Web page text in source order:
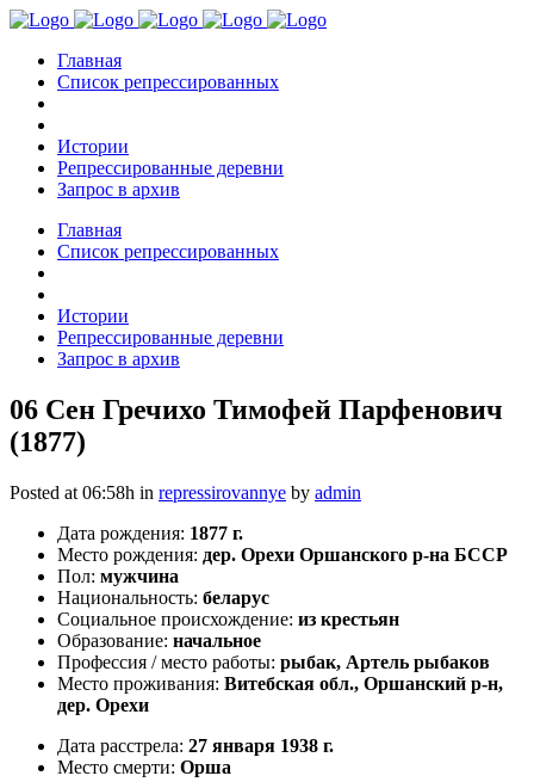
Главная
Список репрессированных
Истории
Репрессированные деревни
Запрос в архив
Главная
Список репрессированных
Истории
Репрессированные деревни
Запрос в архив
06 Сен Гречихо Тимофей Парфенович
(1877)
Posted at 06:58h in repressirovannye by admin
Дата рождения: 1877 г.
Место рождения: дер. Орехи Оршанского р-на БССР
Пол: мужчина
Национальность: беларус
Социальное происхождение: из крестьян
Образование: начальное
Профессия / место работы: рыбак, Артель рыбаков
Место проживания: Витебская обл., Оршанский р-н,
дер. Орехи
Дата расстрела: 27 января 1938 г.
Место смерти: Орша